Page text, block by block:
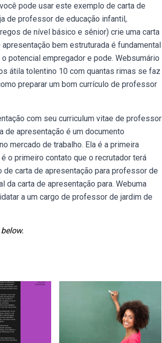
pode usar este exemplo de carta de
de professor de educação infantil,
de nível básico e sênior) crie uma carta
bem estruturada é fundamental
potencial empregador e pode. Websumário
átila tolentino 10 com quantas rimas se faz
preparar um bom currículo de professor
com seu curriculum vitae de professor
de apresentação é um documento
mercado de trabalho. Ela é a primeira
o primeiro contato que o recrutador terá
carta de apresentação para professor de
carta de apresentação para. Webuma
a um cargo de professor de jardim de